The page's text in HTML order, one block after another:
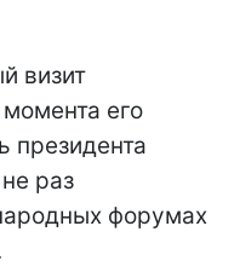
визит
его
президента
раз
форумах